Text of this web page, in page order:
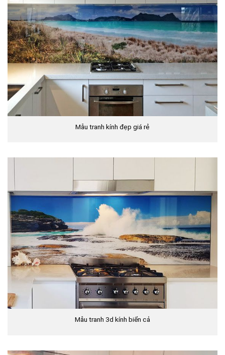
Mẫu tranh kính đẹp giá rẻ
Mẫu tranh 3d kính biển cả